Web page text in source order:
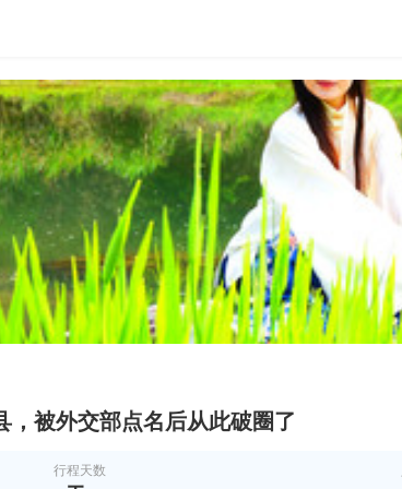
，被外交部点名后从此破圈了
行程天数